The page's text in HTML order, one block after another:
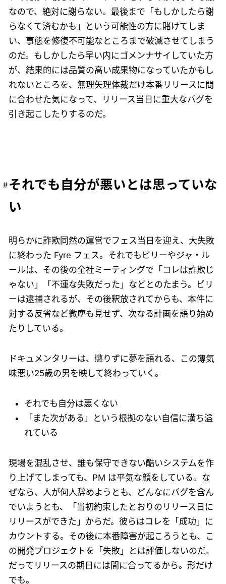
なので、絶対に謝らない。最後まで「もしかしたら謝
らなくて済むかも」という可能性の方に賭けてしま
い、事態を修復不可能なところまで破滅させてしまう
のだ。もしかしたら早い内にゴメンナサイしていた方
が、結果的には品質の高い成果物になっていたかもし
れないところを、無理矢理体裁だけ本番リリースに間
に合わせた気になって、リリース当日に重大なバグを
引き起こしたりするのだ。
それでも自分が悪いとは思っていな
い
明らかに詐欺同然の運営でフェス当日を迎え、大失敗
に終わった Fyre フェス。それでもビリーやジャ・ル
ールは、その後の全社ミーティングで「コレは詐欺じ
ゃない」「不運な失敗だった」などとのたまう。ビリ
ーは逮捕されるが、その後釈放されてからも、本件に
対する反省など微塵も見せず、次なる計画を語り始め
たりしている。
ドキュメンタリーは、懲りずに夢を語れる、この薄気
味悪い25歳の男を映して終わっていく。
それでも自分は悪くない
「また次がある」という根拠のない自信に満ち溢
れている
現場を混乱させ、誰も保守できない酷いシステムを作
り上げてしまっても、PM は平気な顔をしている。な
ぜなら、人が何人辞めようとも、どんなにバグを含ん
でいようとも、「当初約束したとおりのリリース日に
リリースができた」からだ。彼らはコレを「成功」に
カウントする。その後に本番障害が起ころうとも、こ
の開発プロジェクトを「失敗」とは評価しないのだ。
だってリリースの期日には間に合ってるから。形だけ
でも。